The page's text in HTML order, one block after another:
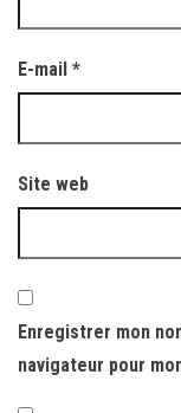
E-mail *
Site web
Enregistrer mon
navigateur pour